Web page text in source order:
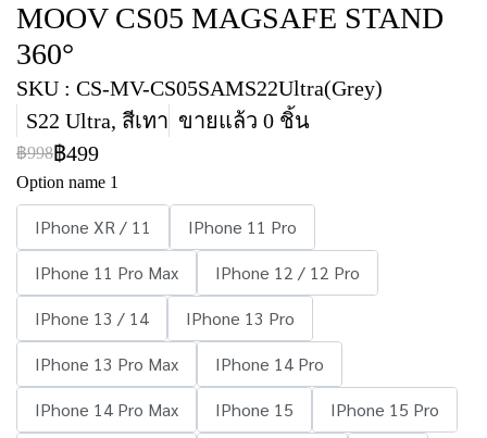
MOOV CS05 MAGSAFE STAND
360°
SKU : CS-MV-CS05SAMS22Ultra(Grey)
S22 Ultra, สีเทา ขายแล้ว 0 ชิ้น
฿998฿499
Option name 1
IPhone XR / 11
IPhone 11 Pro
IPhone 11 Pro Max
IPhone 12 / 12 Pro
IPhone 13 / 14
IPhone 13 Pro
IPhone 13 Pro Max
IPhone 14 Pro
IPhone 14 Pro Max
IPhone 15
IPhone 15 Pro